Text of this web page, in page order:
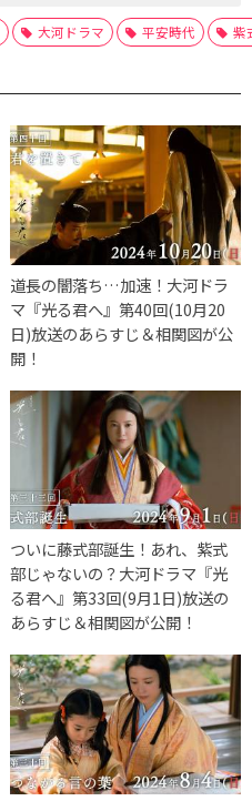
大河ドラマ 平安時代 紫
道長の闇落ち…加速！大河ドラ
マ『光る君へ』第40回(10月20
日)放送のあらすじ＆相関図が公
開！
ついに藤式部誕生！あれ、紫式
部じゃないの？大河ドラマ『光
る君へ』第33回(9月1日)放送の
あらすじ＆相関図が公開！